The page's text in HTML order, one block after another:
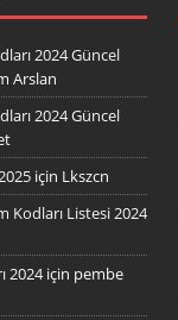
2024 Güncel
Arslan
2024 Güncel
için Lkszcn
Kodları Listesi 2024
2024için pembe